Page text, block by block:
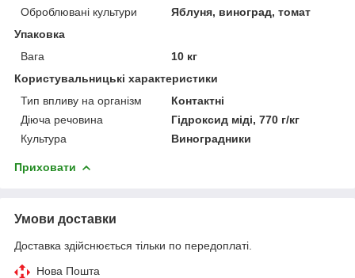
Оброблювані культури
Яблуня, виноград, томат
Упаковка
Вага
10 кг
Користувальницькі характеристики
Тип впливу на організм
Контактні
Діюча речовина
Гідроксид міді, 770 г/кг
Культура
Виноградники
Приховати
Умови доставки
Доставка здійснюється тільки по передоплаті.
Нова Пошта